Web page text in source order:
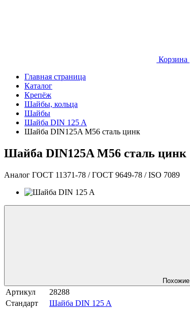
Корзина
Главная страница
Каталог
Крепёж
Шайбы, кольца
Шайбы
Шайба DIN 125 A
Шайба DIN125A М56 сталь цинк
Шайба DIN125A М56 сталь цинк
Аналог ГОСТ 11371-78 / ГОСТ 9649-78 / ISO 7089
Похожие
Артикул
28288
Стандарт
Шайба DIN 125 A